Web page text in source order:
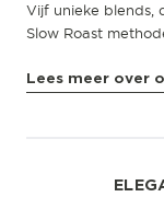
Vijf unieke blends,
Slow Roast
Lees meer over